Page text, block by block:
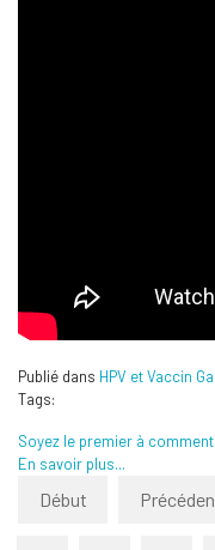
Publié dans HPV et Vaccin
Tags:
Soyez le premier à
En savoir plus...
Début